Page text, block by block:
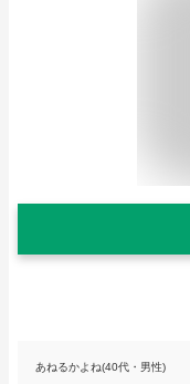
あねるかよね(40代・男性)